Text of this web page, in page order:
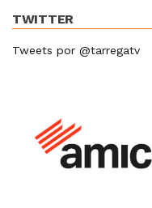
TWITTER
Tweets por @tarregatv